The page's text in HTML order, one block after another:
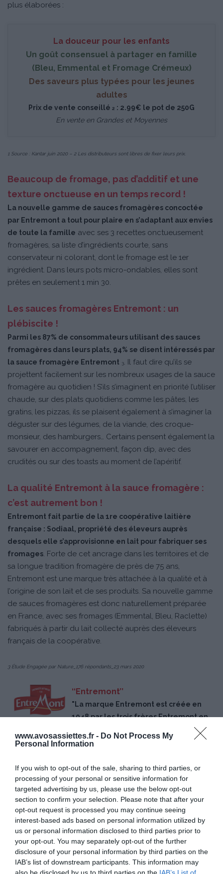
www.avosassiettes.fr - Do Not Process My
Personal Information
If you wish to opt-out of the sale, sharing to third parties, or
processing of your personal or sensitive information for
targeted advertising by us, please use the below opt-out
section to confirm your selection. Please note that after your
opt-out request is processed you may continue seeing
interest-based ads based on personal information utilized by
us or personal information disclosed to third parties prior to
your opt-out. You may separately opt-out of the further
disclosure of your personal information by third parties on the
IAB’s list of downstream participants. This information may
plus élaborées :
La douceur pour les enfants
Un goût consensuel à partager en famille
(Bleu, Emmental et Fromage Crémeux)
Des saveurs plus typées pour les jeunes
adultes
Prix de vente conseillé 2 : 2.99€ le pot de 250G
En vente en Grandes et Moyennes
1 Source : Kantar juin 2020 – 2 Les distributeurs sont libres de fixer leurs prix.
Beaucoup de fromage, pas d’additif et une
texture onctueuse en un temps record !
La nouvelle gamme de sauces fromagères concoctée
par Entremont a tout pour plaire en s’adaptant aux envies
de toute la famille avec ses 3 recettes onctueusement
fromagères, sa liste d’ingrédients courte, sans
conservateur ni colorant, dont le fromage est le 1er
ingrédient. Dans leurs pots micro-ondables, elles sont
prêtes en seulement 1 min 30.
Les sauces fromagères Entremont : un
plébiscite !
Parmi les 87% de consommateurs utilisant des sauces
fromagères dans leurs plats, 94% se disent intéressés par
la sauce fromagère Entremont 3. Il faut dire qu’ils se
projettent facilement sur les nombreux usages de la sauce
fromagère au quotidien ! S’ils s’imaginent en priorité l’utiliser
chaude, sur des plats quotidiens comme les pâtes, les
gratins, les pizzas, ils se plaisent également à s’imaginer la
déguster sur des légumes, de la viande, des croque-
monsieur, des hamburgers… Certains pensent également la
savourer en accompagnement, façon dip, avec des
crudités ou sur des toasts au moment de l’apéritif.
La qualité Entremont à la sauce fromagère :
c’est autrement bon !
Entremont fait partie de la 1re coopérative laitière
française : Sodiaal, propriété des éleveurs auprès
desquels elle s’approvisionne en lait pour fabriquer ses
fromages. Forte de cet ancrage dans les territoires et de
sa longue tradition fromagère de près de 75 ans,
Entremont est une marque très attachée à la qualité et à
l’origine de son lait et de ses produits. Sa nouvelle gamme
de sauces fromagères est donc naturellement préparée
en France, avec ses fromages (Emmental, Bleu, Raclette)
fabriqués à partir du lait collecté auprès des éleveurs
français de la coopérative.
3 Étude Engagée par Nature_176 répondants_23 mars 2020
‘‘Entremont’’
"La marque Entremont est créée en
1948 par les trois frères Entremont en
Ces derniers pressentent le succès de l’Emmental, qui
deviendra plus tard un des « ténors » du rayon fromage. Ils travaillent dans
« pré-emballé » et les premières campagnes de communication sur la
marque « Entremont Maître Fromager ». Au fil des années, des compagnies
telles que BEURALIA, SODIAAL et UNICOPA sont créées. En 2005,
ENTREMONT s’unit à UNICOPA et lance ENTREMONT ALLIANCE. La marque
reprend alors au cours des années suivantes la fromagerie du Roussey et la
fromagerie du Velay. Enfin, la coopérative SODIAAL, 1ère coopérative laitière
française reprend ENTREMONT ALLIANCE en 2011."